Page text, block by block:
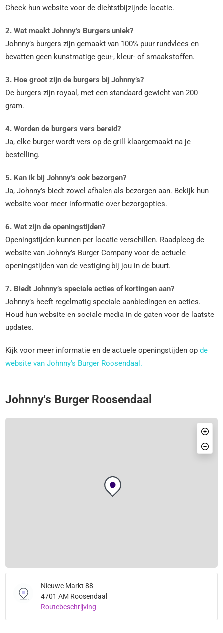
Check hun website voor de dichtstbijzijnde locatie.
2. Wat maakt Johnny’s Burgers uniek?
Johnny’s burgers zijn gemaakt van 100% puur rundvlees en
bevatten geen kunstmatige geur-, kleur- of smaakstoffen.
3. Hoe groot zijn de burgers bij Johnny’s?
De burgers zijn royaal, met een standaard gewicht van 200
gram.
4. Worden de burgers vers bereid?
Ja, elke burger wordt vers op de grill klaargemaakt na je
bestelling.
5. Kan ik bij Johnny’s ook bezorgen?
Ja, Johnny’s biedt zowel afhalen als bezorgen aan. Bekijk hun
website voor meer informatie over bezorgopties.
6. Wat zijn de openingstijden?
Openingstijden kunnen per locatie verschillen. Raadpleeg de
website van Johnny’s Burger Company voor de actuele
openingstijden van de vestiging bij jou in de buurt.
7. Biedt Johnny’s speciale acties of kortingen aan?
Johnny’s heeft regelmatig speciale aanbiedingen en acties.
Houd hun website en sociale media in de gaten voor de laatste
updates.
Kijk voor meer informatie en de actuele openingstijden opde
website van Johnny's Burger Roosendaal.
Johnny's Burger Roosendaal
Nieuwe Markt 88
4701 AM Roosendaal
Routebeschrijving